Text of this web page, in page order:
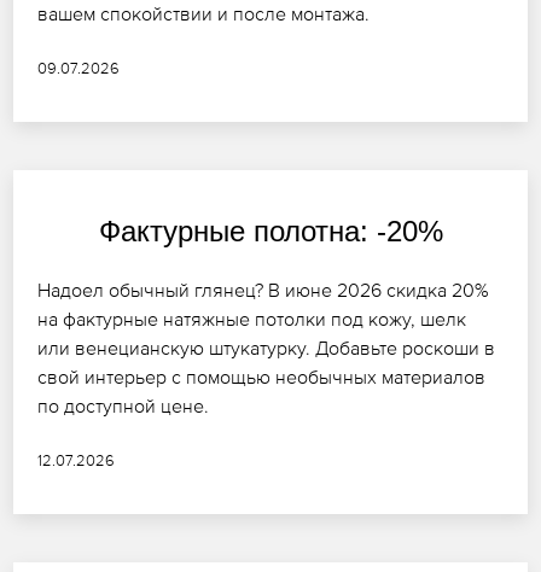
вашем спокойствии и после монтажа.
09.07.2026
Фактурные полотна: -20%
Надоел обычный глянец? В июне 2026 скидка 20%
на фактурные натяжные потолки под кожу, шелк
или венецианскую штукатурку. Добавьте роскоши в
свой интерьер с помощью необычных материалов
по доступной цене.
12.07.2026